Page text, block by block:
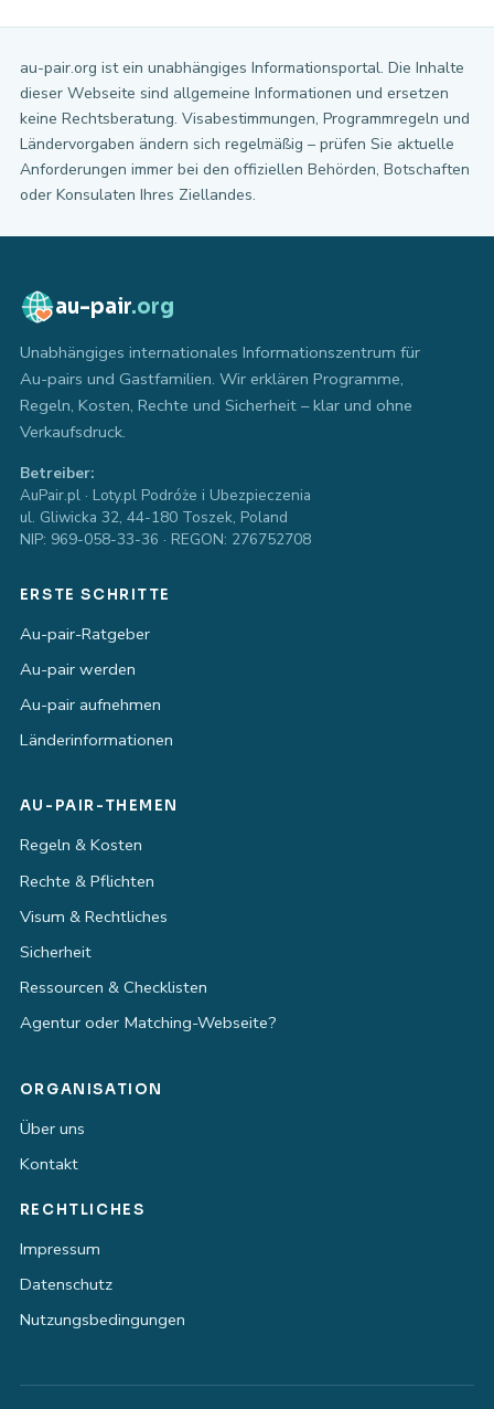
au-pair.org ist ein unabhängiges Informationsportal. Die Inhalte
dieser Webseite sind allgemeine Informationen und ersetzen
keine Rechtsberatung. Visabestimmungen, Programmregeln und
Ländervorgaben ändern sich regelmäßig – prüfen Sie aktuelle
Anforderungen immer bei den offiziellen Behörden, Botschaften
oder Konsulaten Ihres Ziellandes.
au-pair.org
Unabhängiges internationales Informationszentrum für
Au-pairs und Gastfamilien. Wir erklären Programme,
Regeln, Kosten, Rechte und Sicherheit – klar und ohne
Verkaufsdruck.
Betreiber:
AuPair.pl · Loty.pl Podróże i Ubezpieczenia
ul. Gliwicka 32, 44-180 Toszek, Poland
NIP: 969-058-33-36 · REGON: 276752708
ERSTE SCHRITTE
Au-pair-Ratgeber
Au-pair werden
Au-pair aufnehmen
Länderinformationen
AU-PAIR-THEMEN
Regeln & Kosten
Rechte & Pflichten
Visum & Rechtliches
Sicherheit
Ressourcen & Checklisten
Agentur oder Matching-Webseite?
ORGANISATION
Über uns
Kontakt
RECHTLICHES
Impressum
Datenschutz
Nutzungsbedingungen